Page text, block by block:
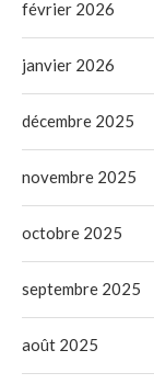
février 2026
janvier 2026
décembre 2025
novembre 2025
octobre 2025
septembre 2025
août 2025